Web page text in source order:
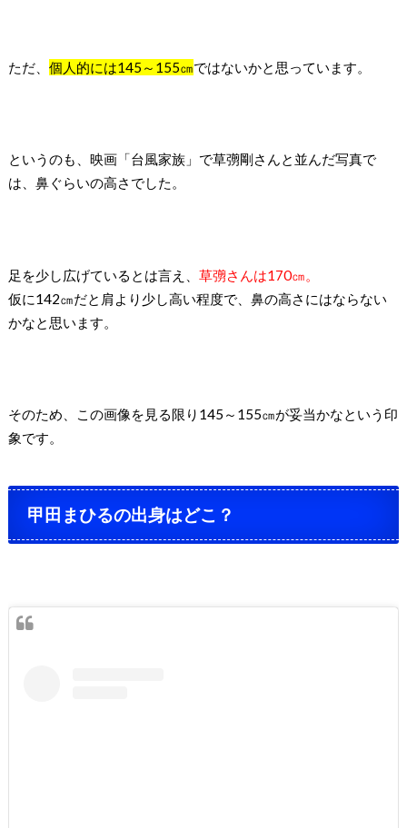
ただ、 個人的には145～155㎝ではないかと思っています。
というのも、映画「台風家族」で草彅剛さんと並んだ写真で
は、鼻ぐらいの高さでした。
足を少し広げているとは言え、 草彅さんは170㎝。
仮に142㎝だと肩より少し高い程度で、鼻の高さにはならない
かなと思います。
そのため、この画像を見る限り145～155㎝が妥当かなという印
象です。
甲田まひるの出身はどこ？